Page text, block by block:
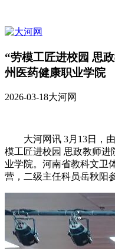
“劳模工匠进校园 思
州医药健康职业学院
2026-03-18大河网
大河网讯 3月13日，
模工匠进校园 思政教师进
业学院。河南省教科文卫
营，二级主任科员岳秋阳